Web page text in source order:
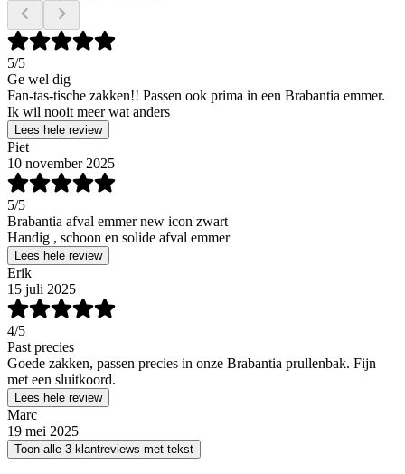
5/5
Ge wel dig
Fan-tas-tische zakken!! Passen ook prima in een Brabantia emmer.
Ik wil nooit meer wat anders
Lees hele review
Piet
10 november 2025
5/5
Brabantia afval emmer new icon zwart
Handig , schoon en solide afval emmer
Lees hele review
Erik
15 juli 2025
4/5
Past precies
Goede zakken, passen precies in onze Brabantia prullenbak. Fijn
met een sluitkoord.
Lees hele review
Marc
19 mei 2025
Toon alle 3 klantreviews met tekst